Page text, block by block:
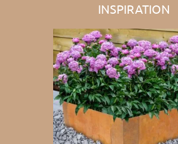
INSPIRATION